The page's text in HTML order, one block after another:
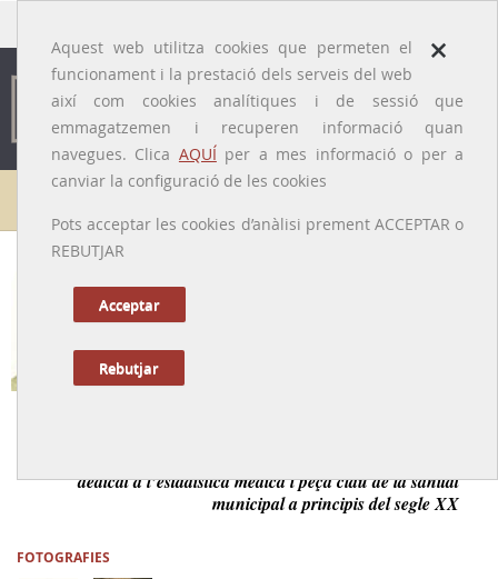
×
Aquest web utilitza cookies que permeten el
funcionament i la prestació dels serveis del web
així com cookies analítiques i de sessió que
emmagatzemen i recuperen informació quan
navegues. Clica AQUÍper a mes informació o per a
canviar la configuració de les cookies
Pots acceptar les cookies d’anàlisi prement ACCEPTAR o
REBUTJAR
Acceptar
Rebutjar
Galeria de metges
dedicat a l’estadística mèdica i peça clau de la sanitat
municipal a principis del segle XX
FOTOGRAFIES